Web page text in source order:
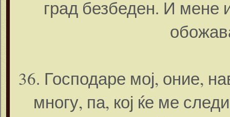
град безбеден. И мене
36. Господаре мој, оние,
многу, па, кој ќе ме